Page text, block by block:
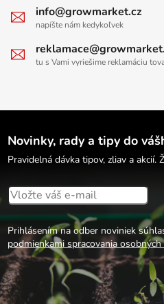
info@growmarket.cz
napíšte nám kedykoľvek
tu s Vami vyriešime reklamáciu
Novinky, rady a tipy do
Pravidelná dávka tipov, zliav a akcií.
Prihlásením na odber noviniek
podmienkami spracovania